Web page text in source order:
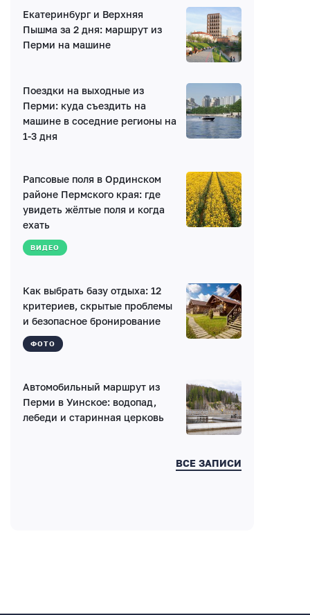
Написать комментарий
Имя*
Получать уведомления об ответах
Ваш комментарий
Введите код:
Екатеринбург и Верхняя
Пышма за 2 дня: маршрут из
Перми на машине
Поездки на выходные из
Перми: куда съездить на
машине в соседние регионы на
1-3 дня
Рапсовые поля в Ординском
районе Пермского края: где
увидеть жёлтые поля и когда
ехать
ВИДЕО
Как выбрать базу отдыха: 12
критериев, скрытые проблемы
и безопасное бронирование
ФОТО
Автомобильный маршрут из
Перми в Уинское: водопад,
лебеди и старинная церковь
ВСЕ ЗАПИСИ